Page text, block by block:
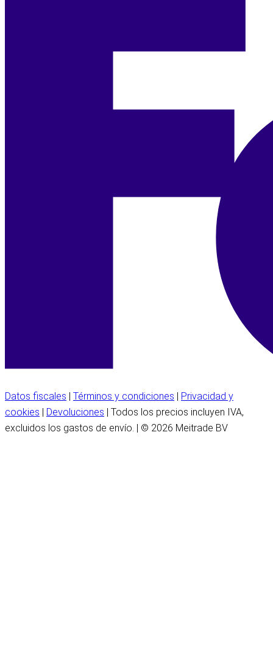
Datos fiscales | Términos y condiciones | Privacidad y
cookies | Devoluciones | Todos los precios incluyen IVA,
excluidos los gastos de envío. | © 2026 Meitrade BV